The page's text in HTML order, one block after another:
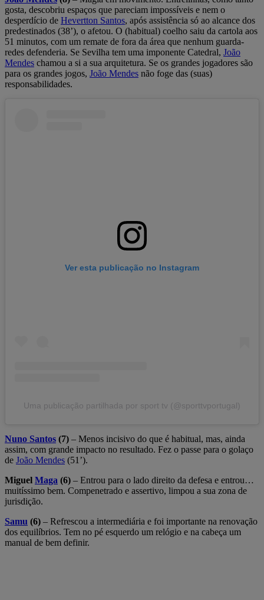
gosta, descobriu espaços que pareciam impossíveis e nem o
desperdício de Hevertton Santos, após assistência só ao alcance dos
predestinados (38’), o afetou. O (habitual) coelho saiu da cartola aos
51 minutos, com um remate de fora da área que nenhum guarda-
redes defenderia. Se Sevilha tem uma imponente Catedral, João
Mendes chamou a si a sua arquitetura. Se os grandes jogadores são
para os grandes jogos, João Mendes não foge das (suas)
responsabilidades.
Ver esta publicação no Instagram
Uma publicação partilhada por sport tv (@sporttvportugal)
Nuno Santos (7) – Menos incisivo do que é habitual, mas, ainda
assim, com grande impacto no resultado. Fez o passe para o golaço
de João Mendes (51’).
Miguel Maga (6) – Entrou para o lado direito da defesa e entrou…
muitíssimo bem. Compenetrado e assertivo, limpou a sua zona de
jurisdição.
Samu (6) – Refrescou a intermediária e foi importante na renovação
dos equilíbrios. Tem no pé esquerdo um relógio e na cabeça um
manual de bem definir.